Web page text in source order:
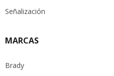
Señalización
MARCAS
Brady